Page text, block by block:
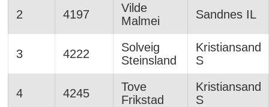
2 4197
Vilde
Malmei
Sandnes IL
3 4222
Solveig
Steinsland
Kristiansand
S
4 4245
Tove
Frikstad
Kristiansand
S